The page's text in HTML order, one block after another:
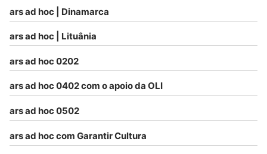
ars ad hoc | Dinamarca
ars ad hoc | Lituânia
ars ad hoc 0202
ars ad hoc 0402 com o apoio da OLI
ars ad hoc 0502
ars ad hoc com Garantir Cultura